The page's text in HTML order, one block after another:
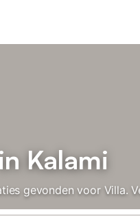
Kalami
gevonden voor Villa.